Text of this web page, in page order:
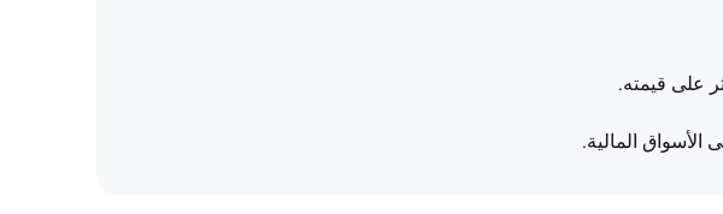
على قيمته.
الأسواق المالية.